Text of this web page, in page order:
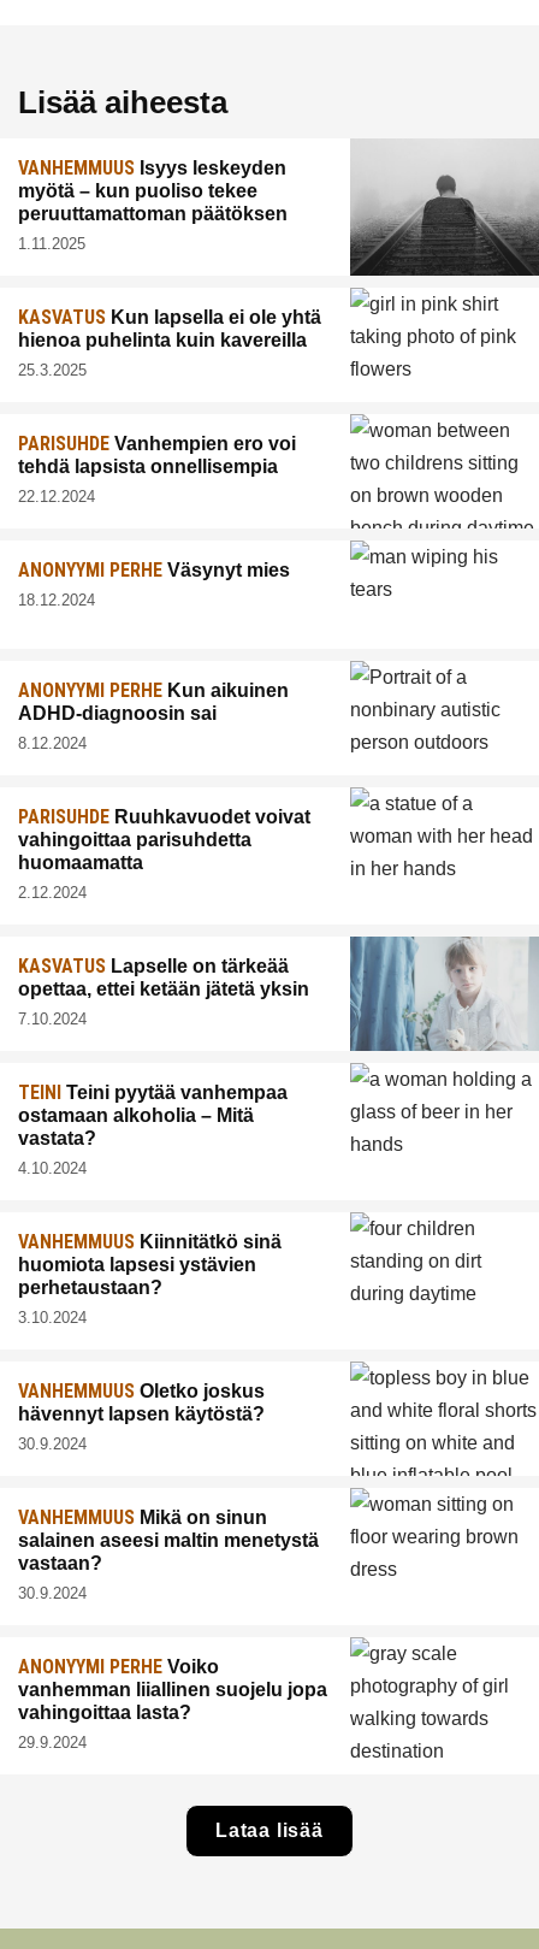
Lisää aiheesta
VANHEMMUUS Isyys leskeyden
myötä – kun puoliso tekee
peruuttamattoman päätöksen
1.11.2025
KASVATUS Kun lapsella ei ole yhtä
hienoa puhelinta kuin kavereilla
25.3.2025
PARISUHDE Vanhempien ero voi
tehdä lapsista onnellisempia
22.12.2024
ANONYYMI PERHE Väsynyt mies
18.12.2024
ANONYYMI PERHE Kun aikuinen
ADHD-diagnoosin sai
8.12.2024
PARISUHDE Ruuhkavuodet voivat
vahingoittaa parisuhdetta
huomaamatta
2.12.2024
KASVATUS Lapselle on tärkeää
opettaa, ettei ketään jätetä yksin
7.10.2024
TEINI Teini pyytää vanhempaa
ostamaan alkoholia – Mitä
vastata?
4.10.2024
VANHEMMUUS Kiinnitätkö sinä
huomiota lapsesi ystävien
perhetaustaan?
3.10.2024
VANHEMMUUS Oletko joskus
hävennyt lapsen käytöstä?
30.9.2024
VANHEMMUUS Mikä on sinun
salainen aseesi maltin menetystä
vastaan?
30.9.2024
ANONYYMI PERHE Voiko
vanhemman liiallinen suojelu jopa
vahingoittaa lasta?
29.9.2024
Lataa lisää